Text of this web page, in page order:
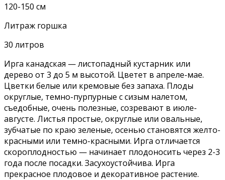
120-150 см
Литраж горшка
30 литров
Ирга канадская — листопадный кустарник или
дерево от 3 до 5 м высотой. Цветет в апреле-мае.
Цветки белые или кремовые без запаха. Плоды
округлые, темно-пурпурные с сизым налетом,
съедобные, очень полезные, созревают в июле-
августе. Листья простые, округлые или овальные,
зубчатые по краю зеленые, осенью становятся желто-
красными или темно-красными. Ирга отличается
скороплодностью — начинает плодоносить через 2-3
года после посадки. Засухоустойчива. Ирга
прекрасное плодовое и декоративное растение.